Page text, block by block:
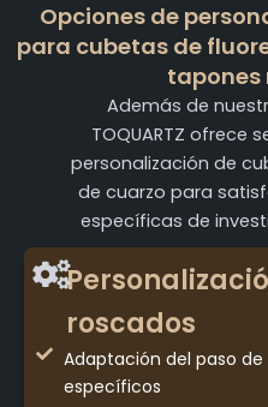
Opciones de
para cubetas de
tapones
Además de
TOQUARTZ ofrece
personalización de
de cuarzo para
específicas de
roscados
Adaptación del paso
específicos